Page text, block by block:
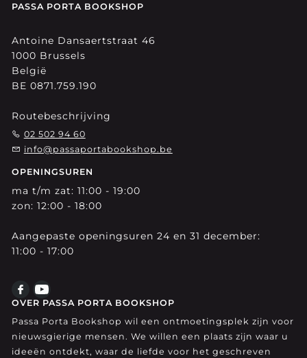
PASSA PORTA BOOKSHOP
Antoine Dansaertstraat 46
1000 Brussels
België
BE 0871.759.190
Routebeschrijving
02 502 94 60
info@passaportabookshop.be
OPENINGSUREN
ma t/m zat: 11:00 - 19:00
zon: 12:00 - 18:00
Aangepaste openingsuren 24 en 31 december:
11:00 - 17:00
OVER PASSA PORTA BOOKSHOP
Passa Porta Bookshop wil een ontmoetingsplek zijn voor
nieuwsgierige mensen. We willen een plaats zijn waar u
ideeën ontdekt, waar de liefde voor het geschreven